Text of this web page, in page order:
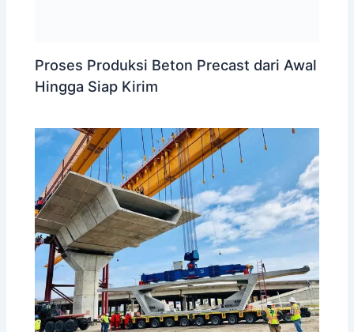
Proses Produksi Beton Precast dari Awal
Hingga Siap Kirim